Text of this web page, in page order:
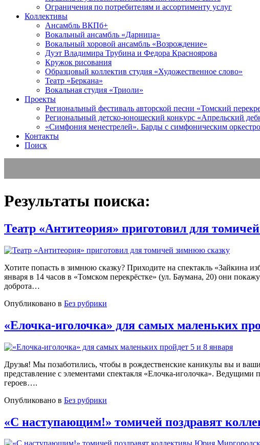
Ограничения по потребителям и ассортименту услуг
Коллективы
Ансамбль ВКПб+
Вокальный ансамбль «Дарница»
Вокальный хоровой ансамбль «Возрождение»
Дуэт Владимира Трубина и Федора Красноярова
Кружок рисования
Образцовый коллектив студия «Художественное слово»
Театр «Беркана»
Вокальная студия «Триоли»
Проекты
Региональный фестиваль авторской песни «Томский
Региональный детско-юношеский конкурс «Апрельский
«Симфония менестрелей». Барды с симфоническим
Контакты
Поиск
Результаты поиска:
Театр «Антитеория» приготовил для
Хотите попасть в зимнюю сказку? Приходите на спектакль «Зайкина
января в 14 часов в «Томском перекрёстке» (ул. Баумана, 20) они
доброта…
Опубликовано в Без рубрики
«Елочка-иголочка» для самых маленьких
Друзья! Мы позаботились, чтобы в рождественские каникулы вы и
представление с элементами спектакля «Елочка-иголочка».
героев….
Опубликовано в Без рубрики
«С наступающим!» томичей поздравят